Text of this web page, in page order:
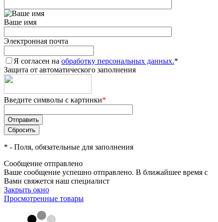
Ваше имя
Электронная почта
Я согласен на обработку персональных данных.*
Защита от автоматического заполнения
Введите символы с картинки*
* - Поля, обязательные для заполнения
Сообщение отправлено
Ваше сообщение успешно отправлено. В ближайшее время с
Вами свяжется наш специалист
Закрыть окно
Просмотренные товары